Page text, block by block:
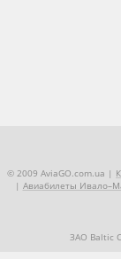
© 2009 AviaGO.com.ua |
| Авиабилеты
ЗАО Baltic